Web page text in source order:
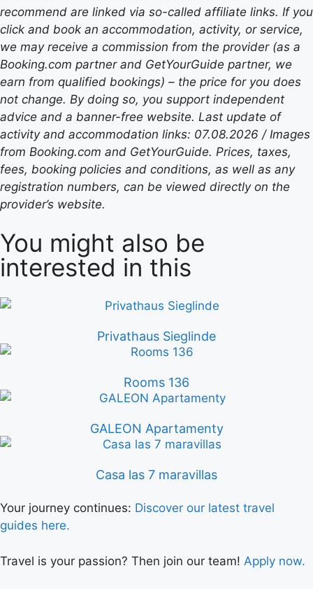
recommend are linked via so-called affiliate links. If you
click and book an accommodation, activity, or service,
we may receive a commission from the provider (as a
Booking.com partner and GetYourGuide partner, we
earn from qualified bookings) – the price for you does
not change. By doing so, you support independent
advice and a banner-free website. Last update of
activity and accommodation links: 07.08.2026 / Images
from Booking.com and GetYourGuide. Prices, taxes,
fees, booking policies and conditions, as well as any
registration numbers, can be viewed directly on the
provider’s website.
You might also be
interested in this
Privathaus Sieglinde
Rooms 136
GALEON Apartamenty
Casa las 7 maravillas
Your journey continues: Discover our latest travel
guides here.
Travel is your passion? Then join our team! Apply now.